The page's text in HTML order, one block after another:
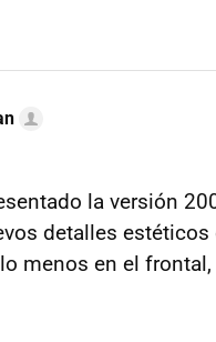
la versión
detalles
menos en el